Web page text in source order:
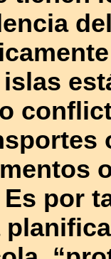
por